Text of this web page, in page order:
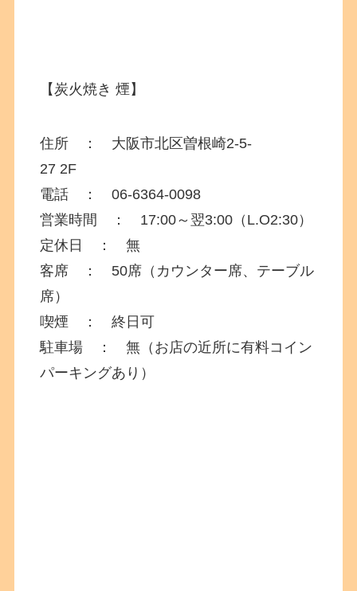
【炭火焼き 煙】
住所 ： 大阪市北区曽根崎2-5-
27 2F
電話 ：06-6364-0098
営業時間 ： 17:00～翌3:00（L.O2:30）
定休日 ： 無
客席 ： 50席（カウンター席、テーブル
席）
喫煙 ： 終日可
駐車場 ： 無（お店の近所に有料コイン
パーキングあり）